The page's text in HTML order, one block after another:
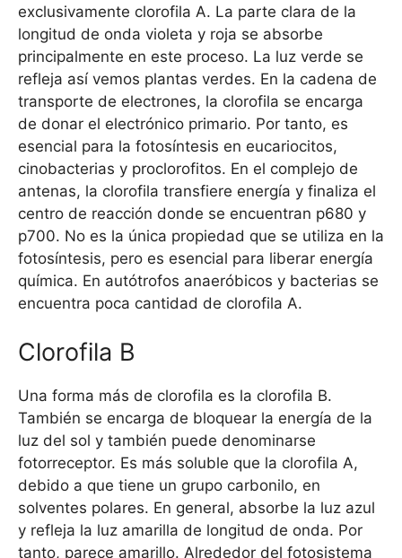
exclusivamente clorofila A. La parte clara de la
longitud de onda violeta y roja se absorbe
principalmente en este proceso. La luz verde se
refleja así vemos plantas verdes. En la cadena de
transporte de electrones, la clorofila se encarga
de donar el electrónico primario. Por tanto, es
esencial para la fotosíntesis en eucariocitos,
cinobacterias y proclorofitos. En el complejo de
antenas, la clorofila transfiere energía y finaliza el
centro de reacción donde se encuentran p680 y
p700. No es la única propiedad que se utiliza en la
fotosíntesis, pero es esencial para liberar energía
química. En autótrofos anaeróbicos y bacterias se
encuentra poca cantidad de clorofila A.
Clorofila B
Una forma más de clorofila es la clorofila B.
También se encarga de bloquear la energía de la
luz del sol y también puede denominarse
fotorreceptor. Es más soluble que la clorofila A,
debido a que tiene un grupo carbonilo, en
solventes polares. En general, absorbe la luz azul
y refleja la luz amarilla de longitud de onda. Por
tanto, parece amarillo. Alrededor del fotosistema